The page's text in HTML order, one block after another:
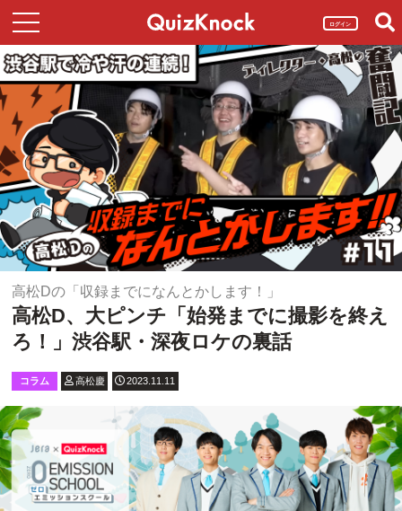
ログイン
高松Dの「収録までになんとかします！」
高松D、大ピンチ「始発までに撮影を終え
ろ！」渋谷駅・深夜ロケの裏話
コラム 高松慶 2023.11.11